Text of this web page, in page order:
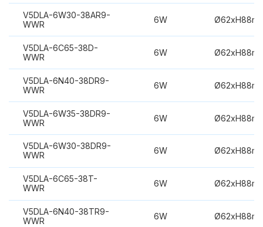
V5DLA-6W30-38AR9-
WWR
6W
V5DLA-6C65-38D-
WWR
6W
V5DLA-6N40-38DR9-
WWR
6W
V5DLA-6W35-38DR9-
WWR
6W
V5DLA-6W30-38DR9-
WWR
6W
V5DLA-6C65-38T-
WWR
6W
V5DLA-6N40-38TR9-
WWR
6W